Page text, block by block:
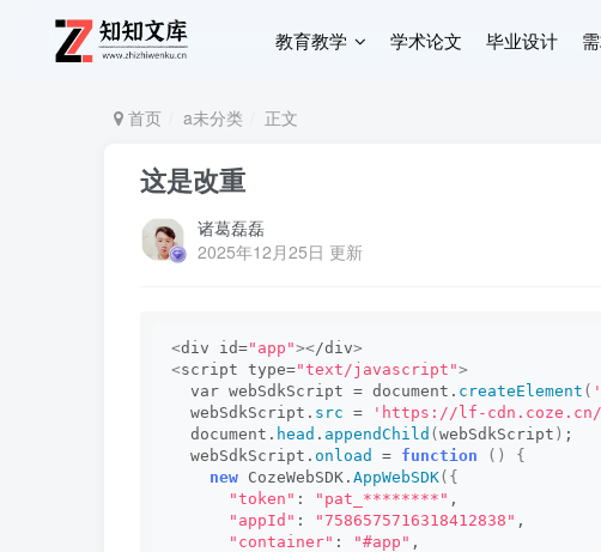
教育教学 学术论文 毕业设计
首页 a未分类 正文
这是改重
诸葛磊磊
2025年12月25日 更新
<div id="app"></div>
<script type="text/javascript">
  var webSdkScript = document.
createElement (
  webSdkScript.
src = 'https://lf-cdn.coze.cn/
  document.
head . appendChild (webSdkScript ) ;
  webSdkScript.
onload = function ()
{
new CozeWebSDK. AppWebSDK({
"token" : "pat_********" ,
"appId" : "7586575716318412838" ,
"container" : "#app" ,